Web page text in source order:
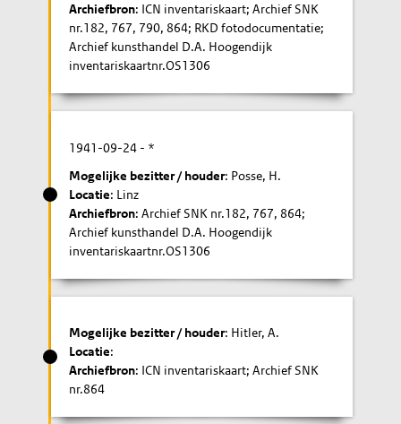
Archiefbron: ICN inventariskaart; Archief SNK
nr.182, 767, 790, 864; RKD fotodocumentatie;
Archief kunsthandel D.A. Hoogendijk
inventariskaartnr.OS1306
1941-09-24 - *
Mogelijke bezitter / houder: Posse, H.
Locatie: Linz
Archiefbron: Archief SNK nr.182, 767, 864;
Archief kunsthandel D.A. Hoogendijk
inventariskaartnr.OS1306
Mogelijke bezitter / houder: Hitler, A.
Locatie:
Archiefbron: ICN inventariskaart; Archief SNK
nr.864